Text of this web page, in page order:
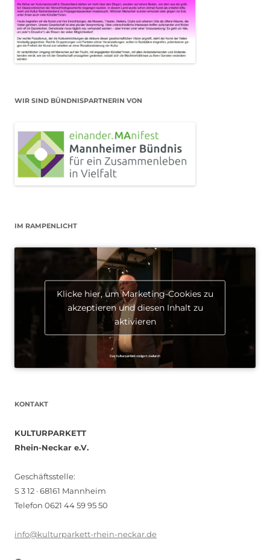
WIR SIND BÜNDNISPARTNERIN VON
IM RAMPENLICHT
Klicke hier, um Marketing-Cookies zu
akzeptieren und diesen Inhalt zu
aktivieren
KONTAKT
KULTURPARKETT
Rhein-Neckar e.V.
Geschäftsstelle:
S 3 12 · 68161 Mannheim
Telefon 0621 44 59 95 50
info@kulturparkett-rhein-neckar.de